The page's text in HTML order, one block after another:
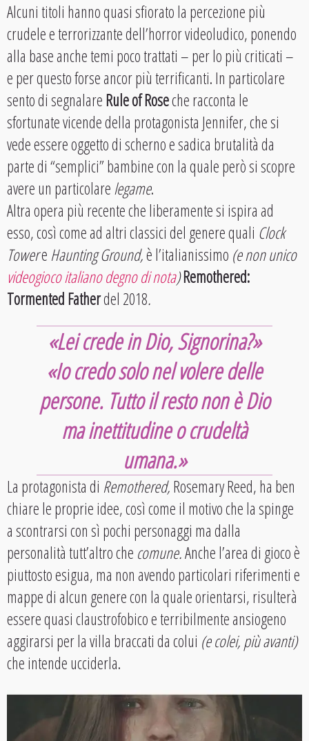
Alcuni titoli hanno quasi sfiorato la percezione più
crudele e terrorizzante dell’horror videoludico, ponendo
alla base anche temi poco trattati – per lo più criticati –
e per questo forse ancor più terrificanti. In particolare
sento di segnalareRule of Roseche racconta le
sfortunate vicende della protagonista Jennifer, che si
vede essere oggetto di scherno e sadica brutalità da
parte di “semplici” bambine con la quale però si scopre
avere un particolarelegame.
Altra opera più recente che liberamente si ispira ad
esso, così come ad altri classici del genere quali Clock
Towere Haunting Ground,è l’italianissimo (e non unico
videogioco italiano degno di nota)Remothered:
Tormented Fatherdel 2018.
«Lei crede in Dio, Signorina?»
«Io credo solo nel volere delle
persone. Tutto il resto non è Dio
ma inettitudine o crudeltà
umana.»
La protagonista di Remothered,Rosemary Reed, ha ben
chiare le proprie idee, così come il motivo che la spinge
a scontrarsi con sì pochi personaggi ma dalla
personalità tutt’altro che comune.Anche l’area di gioco è
piuttosto esigua, ma non avendo particolari riferimenti e
mappe di alcun genere con la quale orientarsi, risulterà
essere quasi claustrofobico e terribilmente ansiogeno
aggirarsi per la villa braccati da colui (e colei, più avanti)
che intende ucciderla.